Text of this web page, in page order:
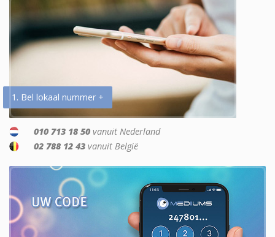
1. Bel lokaal nummer +
010 713 18 50 vanuit Nederland
02 788 12 43 vanuit België